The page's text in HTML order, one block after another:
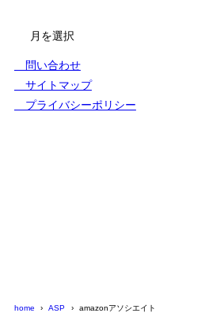
問い合わせ
サイトマップ
プライバシーポリシー
home ASP amazonアソシエイト